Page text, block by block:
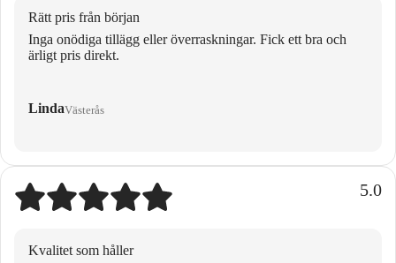
Rätt pris från början
Inga onödiga tillägg eller överraskningar. Fick ett bra och
ärligt pris direkt.
LindaVästerås
5.0
Kvalitet som håller